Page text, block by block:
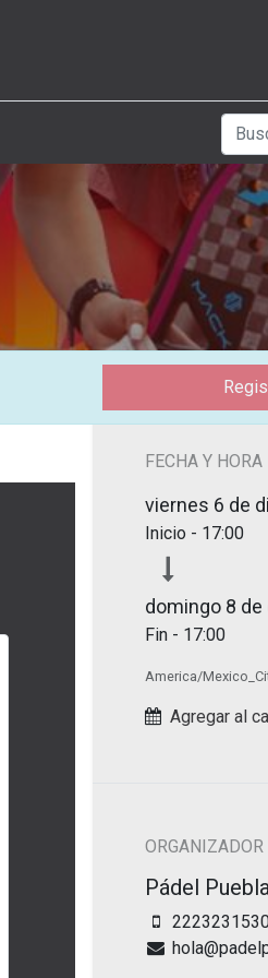
FECHA Y HORA
viernes 6 de
Inicio - 17:00
domingo 8
Fin - 17:00
America/
Agregar al
ORGANIZADOR
Pádel Puebla